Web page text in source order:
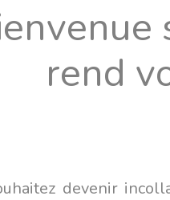
rend
devenir